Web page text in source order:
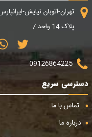
تهران-اتوبان نیایش-
پلاک 14 واحد 7
09126864225
دسترسی سریع
تماس با ما
درباره ما